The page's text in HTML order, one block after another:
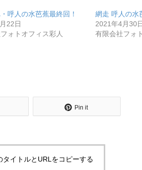
呼人の水芭蕉最終回！
22日
ォトオフィス彩人
網走 呼人の水
2021年4月30
有限会社フォ
Pin it
タイトルとURLをコピーする